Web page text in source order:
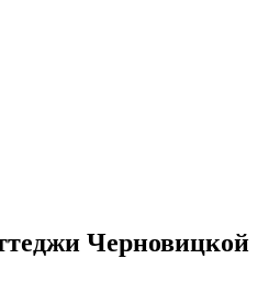
Черновицкой